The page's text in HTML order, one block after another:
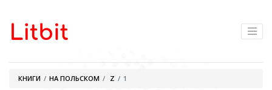
КНИГИ НА ПОЛЬСКОМ Z 1